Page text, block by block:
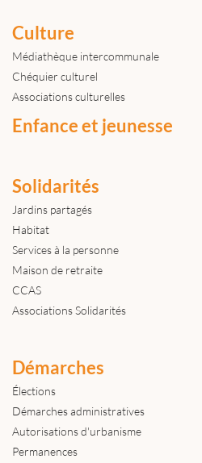
Culture
Médiathèque intercommunale
Chéquier culturel
Associations culturelles
Enfance et jeunesse
Solidarités
Jardins partagés
Habitat
Services à la personne
Maison de retraite
CCAS
Associations Solidarités
Démarches
Élections
Démarches administratives
Autorisations d'urbanisme
Permanences